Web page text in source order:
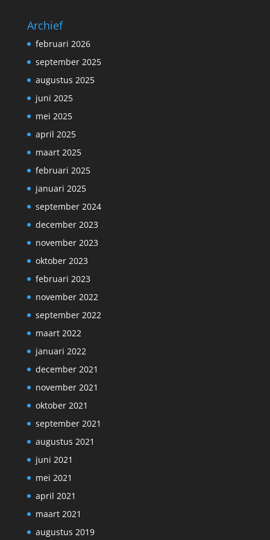
Archief
februari 2026
september 2025
augustus 2025
juni 2025
mei 2025
april 2025
maart 2025
februari 2025
januari 2025
september 2024
december 2023
november 2023
oktober 2023
februari 2023
november 2022
september 2022
maart 2022
januari 2022
december 2021
november 2021
oktober 2021
september 2021
augustus 2021
juni 2021
mei 2021
april 2021
maart 2021
augustus 2019